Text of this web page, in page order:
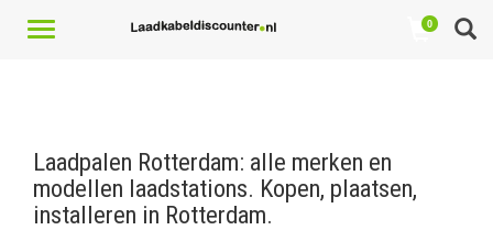
Toggle
0
Laadpalen Rotterdam: alle merken en
modellen laadstations. Kopen, plaatsen,
installeren in Rotterdam.